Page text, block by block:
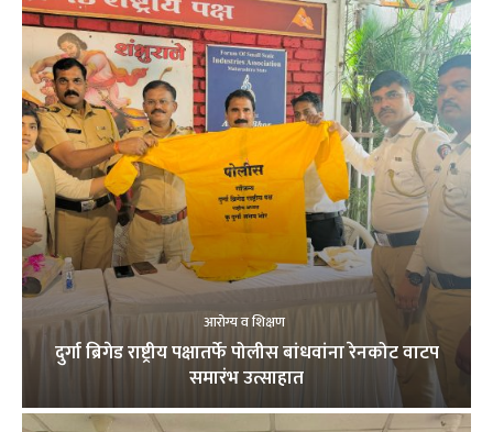
आरोग्य व शिक्षण
दुर्गा ब्रिगेड राष्ट्रीय पक्षातर्फे पोलीस बांधवांना रेनकोट वाटप
समारंभ उत्साहात